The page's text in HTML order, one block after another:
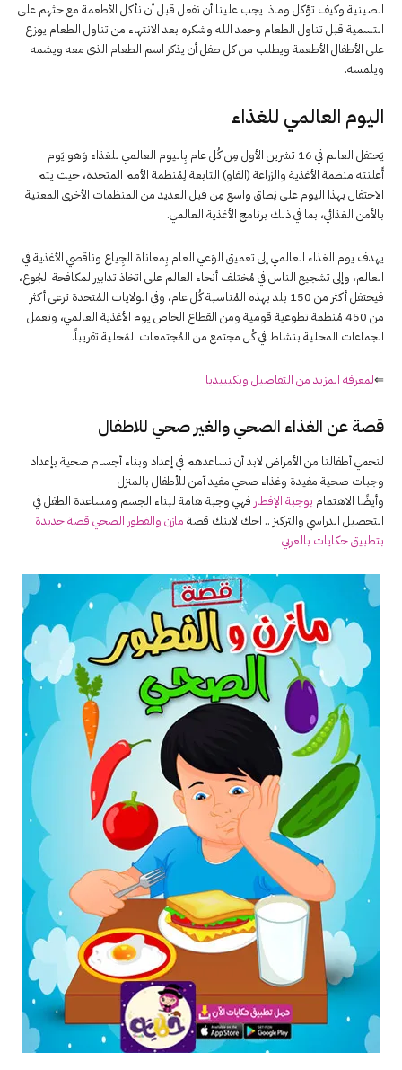
الصينية وكيف تؤكل وماذا يجب علينا أن نفعل قبل أن نأكل الأطعمة مع حثهم على
التسمية قبل تناول الطعام وحمد الله وشكره بعد الانتهاء من تناول الطعام يوزع
على الأطفال الأطعمة ويطلب من كل طفل أن يذكر اسم الطعام الذي معه ويشمه
ويلمسه.
اليوم العالمي للغذاء
يَحتفل العالم في 16 تشرين الأول مِن كُل عام بِاليوم العالمي للغذاء وَهو يَوم
أَعلنته منظمة الأغذية والزراعة (الفاو) التابعة لِمُنظمة الأمم المتحدة، حيث يتم
الاحتفال بهذا اليوم على نِطاق واسع مِن قبل العديد من المنظمات الأخرى المعنية
بالأمن الغذائي، بما في ذلك برنامج الأغذية العالمي.
يهدف يوم الغذاء العالمي إلى تعميق الوَعي العام بِمعاناة الجِياع وناقصي الأغذية في
العالم، وإلى تشجيع الناس في مُختلف أنحاء العالم على اتخاذ تدابير لمكافحة الجُوع،
فيحتفل أكثر من 150 بلد بهذه المُناسبة كُل عام، وفي الولايات المُتحدة ترعى أكثر
من 450 مُنظمة تطوعية قومية ومن القطاع الخاص يوم الأغذية العالمي، وتعمل
الجماعات المحلية بنشاط في كُل مجتمع من المُجتمعات المَحلية تقريباً.
⇐لمعرفة المزيد من التفاصيل ويكيبيديا
قصة عن الغذاء الصحي والغير صحي للاطفال
لنحمي أطفالنا من الأمراض لابد أن نساعدهم في إعداد وبناء أجسام صحية بإعداد
وجبات صحية مفيدة وغذاء صحي مفيد آمن للأطفال بالمنزل
وأيضًا الاهتمام بوجبة الإفطار فهي وجبة هامة لبناء الجسم ومساعدة الطفل في
التحصيل الدراسي والتركيز .. احك لابنك قصة مازن والفطور الصحي قصة جديدة
بتطبيق حكايات بالعربي